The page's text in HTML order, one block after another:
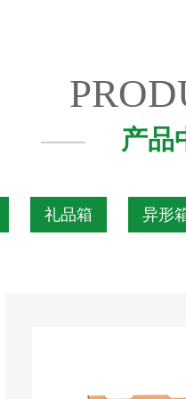
产品
礼品箱 异形